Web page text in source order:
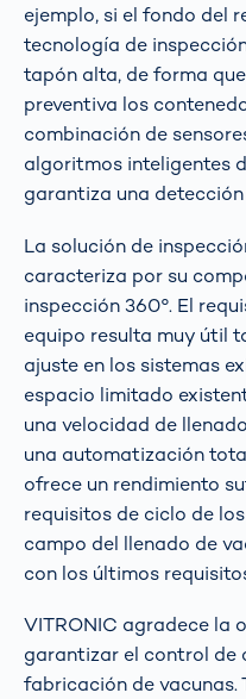
ejemplo, si el fondo del
tecnología de
tapón alta, de forma
preventiva los
combinación de
algoritmos inteligentes
garantiza una
La solución de
caracteriza por su
inspección 360°. El
equipo resulta muy útil
ajuste en los sistemas
espacio limitado
una velocidad de
una automatización
ofrece un rendimiento
requisitos de ciclo de
campo del llenado de
con los últimos
VITRONIC agradece la
garantizar el control de
fabricación de vacunas.